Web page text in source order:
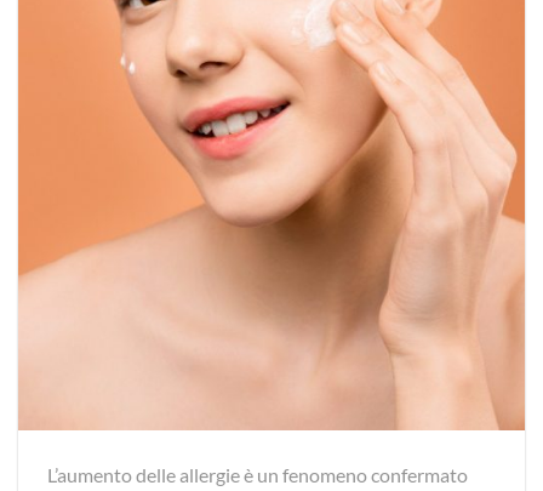
L’aumento delle allergie è un fenomeno confermato